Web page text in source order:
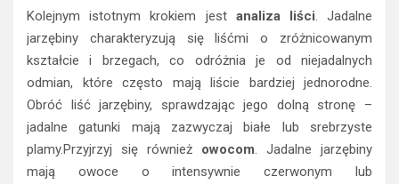
Kolejnym istotnym krokiem jest analiza liści . Jadalne
jarzębiny charakteryzują się liśćmi o zróżnicowanym
kształcie i brzegach, co odróżnia je od niejadalnych
odmian, które często mają liście bardziej jednorodne.
Obróć liść jarzębiny, sprawdzając jego dolną stronę –
jadalne gatunki mają zazwyczaj białe lub srebrzyste
plamy.Przyjrzyj się również owocom . Jadalne jarzębiny
mają owoce o intensywnie czerwonym lub